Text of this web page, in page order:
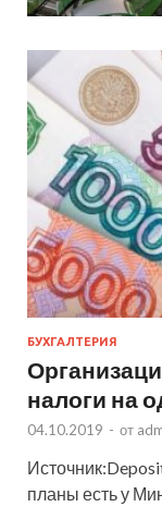
БУХГАЛТЕРИЯ
налоги на
04.10.2019 - от
планы есть у